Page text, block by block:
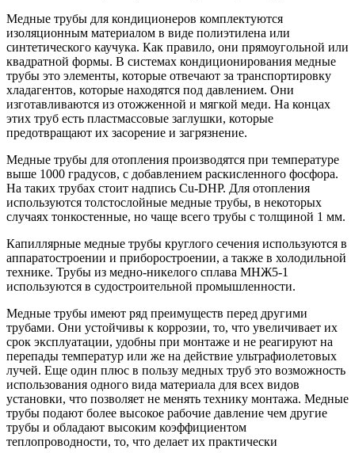
Медные трубы для кондиционеров комплектуются
изоляционным материалом в виде полиэтилена или
синтетического каучука. Как правило, они прямоугольной или
квадратной формы. В системах кондиционирования медные
трубы это элементы, которые отвечают за транспортировку
хладагентов, которые находятся под давлением. Они
изготавливаются из отожженной и мягкой меди. На концах
этих труб есть пластмассовые заглушки, которые
предотвращают их засорение и загрязнение.
Медные трубы для отопления производятся при температуре
выше 1000 градусов, с добавлением раскисленного фосфора.
На таких трубах стоит надпись Cu-DHP. Для отопления
используются толстослойные медные трубы, в некоторых
случаях тонкостенные, но чаще всего трубы с толщиной 1 мм.
Капиллярные медные трубы круглого сечения используются в
аппаратостроении и приборостроении, а также в холодильной
технике. Трубы из медно-никелого сплава МНЖ5-1
используются в судостроительной промышленности.
Медные трубы имеют ряд преимуществ перед другими
трубами. Они устойчивы к коррозии, то, что увеличивает их
срок эксплуатации, удобны при монтаже и не реагируют на
перепады температур или же на действие ультрафиолетовых
лучей. Еще один плюс в пользу медных труб это возможность
использования одного вида материала для всех видов
установки, что позволяет не менять технику монтажа. Медные
трубы подают более высокое рабочие давление чем другие
трубы и обладают высоким коэффициентом
теплопроводности, то, что делает их практически